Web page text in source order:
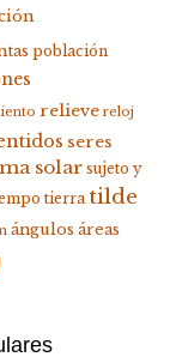
población
relieve reloj
seres
solar sujeto y
tierra tilde
ángulos áreas